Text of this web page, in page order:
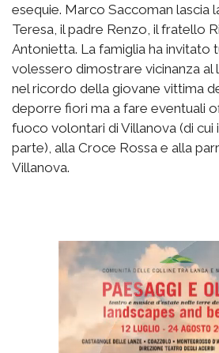
esequie. Marco Saccoman lascia
Teresa, il padre Renzo, il fratello
Antonietta. La famiglia ha invitato
volessero dimostrare vicinanza
nel ricordo della giovane vittima
deporre fiori ma a fare eventuali
fuoco volontari di Villanova (di
parte), alla Croce Rossa e alla
Villanova.